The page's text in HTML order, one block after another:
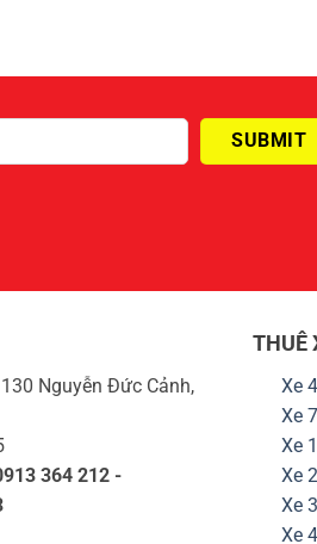
Nguyễn Đức Cảnh,
364 212 -
THUÊ
Xe
Xe
Xe
Xe
Xe
Xe